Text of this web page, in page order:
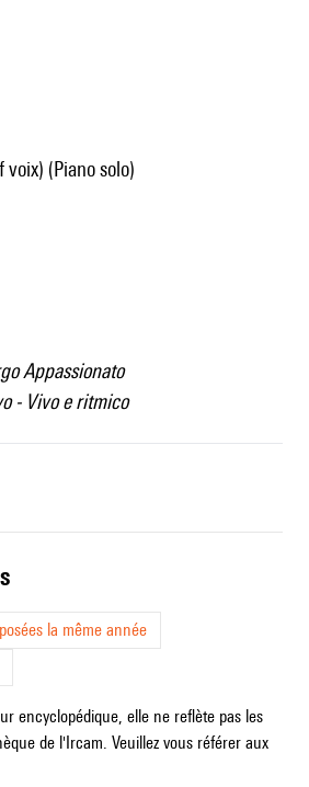
(Piano solo)
Appassionato
- Vivo e ritmico
la même année
encyclopédique, elle ne reflète pas les
de l'Ircam. Veuillez vous référer aux